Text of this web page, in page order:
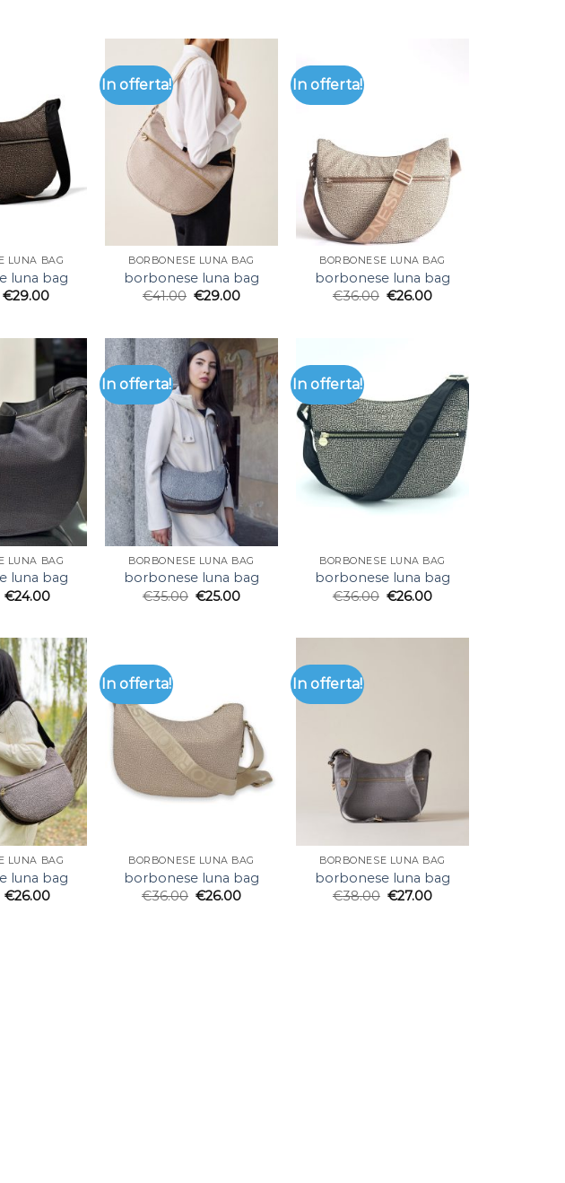
LUNA BAG
luna bag
€29.00
In offerta!
BORBONESE LUNA BAG
borbonese luna bag
€41.00 €29.00
In offerta!
BORBONESE LUNA BAG
borbonese luna bag
€36.00 €26.00
LUNA BAG
luna bag
€24.00
In offerta!
BORBONESE LUNA BAG
borbonese luna bag
€35.00 €25.00
In offerta!
BORBONESE LUNA BAG
borbonese luna bag
€36.00 €26.00
LUNA BAG
luna bag
€26.00
In offerta!
BORBONESE LUNA BAG
borbonese luna bag
€36.00 €26.00
In offerta!
BORBONESE LUNA BAG
borbonese luna bag
€38.00 €27.00